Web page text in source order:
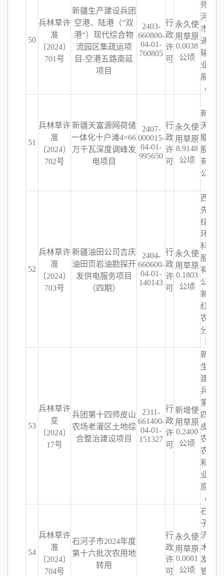
50
兵林草许
准
〔2024〕
701号
新疆生产建设兵团
空港、陆港（”双
港“）现代综合物
流园区集疏运项
目-空港五路南延
项目
2403-
660800-
04-01-
760805
行
政
许
可
永久使
用草原
0.0038
公顷
师石
河子
市交
通运
输事
业发
展中
心
51
兵林草许
准
〔2024〕
702号
新疆天富源网荷储
一体化十户滩4×66
万千瓦深度调峰发
电项目
2407-
000015-
04-01-
995650
行
政
许
可
永久使
用草原
8.9148
公顷
新疆
天富
能源
股份
有限
公司
52
兵林草许
准
〔2024〕
703号
新疆油田公司吉庆
油田页岩油勘探开
发供电服务项目
（四期）
2404-
660600-
04-01-
140143
行
政
许
可
永久使
用草原
0.1803
公顷
西藏
先锋
绿能
环保
科技
股份
有限
公司
新疆
红旗
农场
分公
司
53
兵林草许
变
〔2024〕
17号
兵团第十四师皮山
农场老灌区土地综
合整治建设项目
2311-
661400-
04-01-
151327
行
政
许
可
新增使
用草原
0.2400
公顷
新疆
生产
建设
兵团
第十
四师
皮山
农场
农业
和林
业草
原中
心
54
兵林草许
准
〔2024〕
704号
石河子市2024年度
第十六批次农用地
转用
行
政
许
可
永久使
用草原
0.0081
公顷
石河
子经
济技
术开
发区
管理